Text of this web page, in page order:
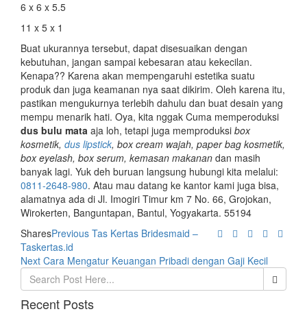
6 x 6 x 5.5
11 x 5 x 1
Buat ukurannya tersebut, dapat disesuaikan dengan
kebutuhan, jangan sampai kebesaran atau kekecilan.
Kenapa?? Karena akan mempengaruhi estetika suatu
produk dan juga keamanan nya saat dikirim. Oleh karena itu,
pastikan mengukurnya terlebih dahulu dan buat desain yang
mempu menarik hati. Oya, kita nggak Cuma memperoduksi
dus bulu mata aja loh, tetapi juga memproduksi box
kosmetik, dus lipstick, box cream wajah, paper bag kosmetik,
box eyelash, box serum, kemasan makanan dan masih
banyak lagi. Yuk deh buruan langsung hubungi kita melalui:
0811-2648-980. Atau mau datang ke kantor kami juga bisa,
alamatnya ada di Jl. Imogiri Timur km 7 No. 66, Grojokan,
Wirokerten, Banguntapan, Bantul, Yogyakarta. 55194
Shares
Post
navigation
Previous Previous
Tas Kertas Bridesmaid –
Taskertas.id
Next Next
post:
Cara Mengatur Keuangan Pribadi dengan Gaji Kecil
Recent Posts